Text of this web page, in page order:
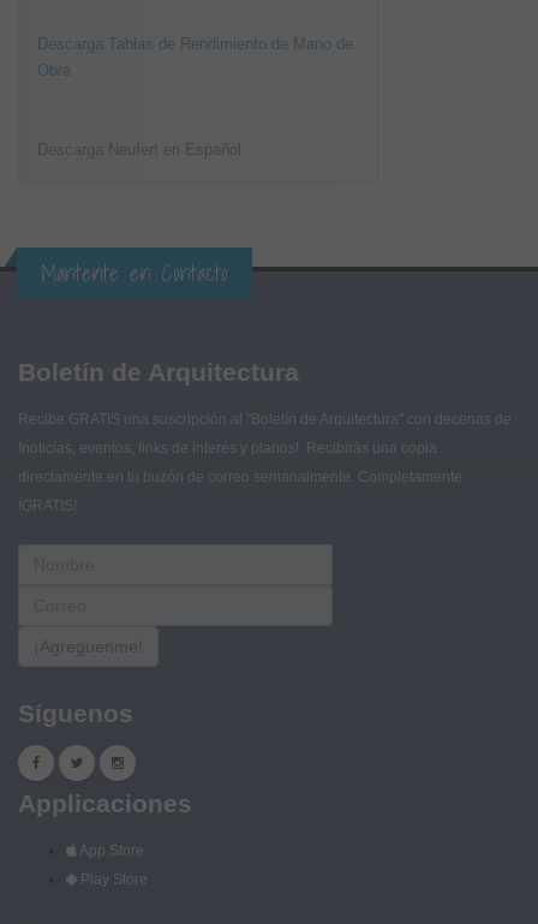
Descarga Tablas de Rendimiento de Mano de
Obra
Descarga Neufert en Español
Mantente en Contacto
Boletín de Arquitectura
Recibe GRATIS una suscripción al "Boletín de Arquitectura" con decenas de
!noticias, eventos, links de interés y planos!. Recibirás una copia
directamente en tu buzón de correo semanalmente. Completamente
!GRATIS!
¡Agreguenme!
Síguenos
Applicaciones
App Store
Play Store